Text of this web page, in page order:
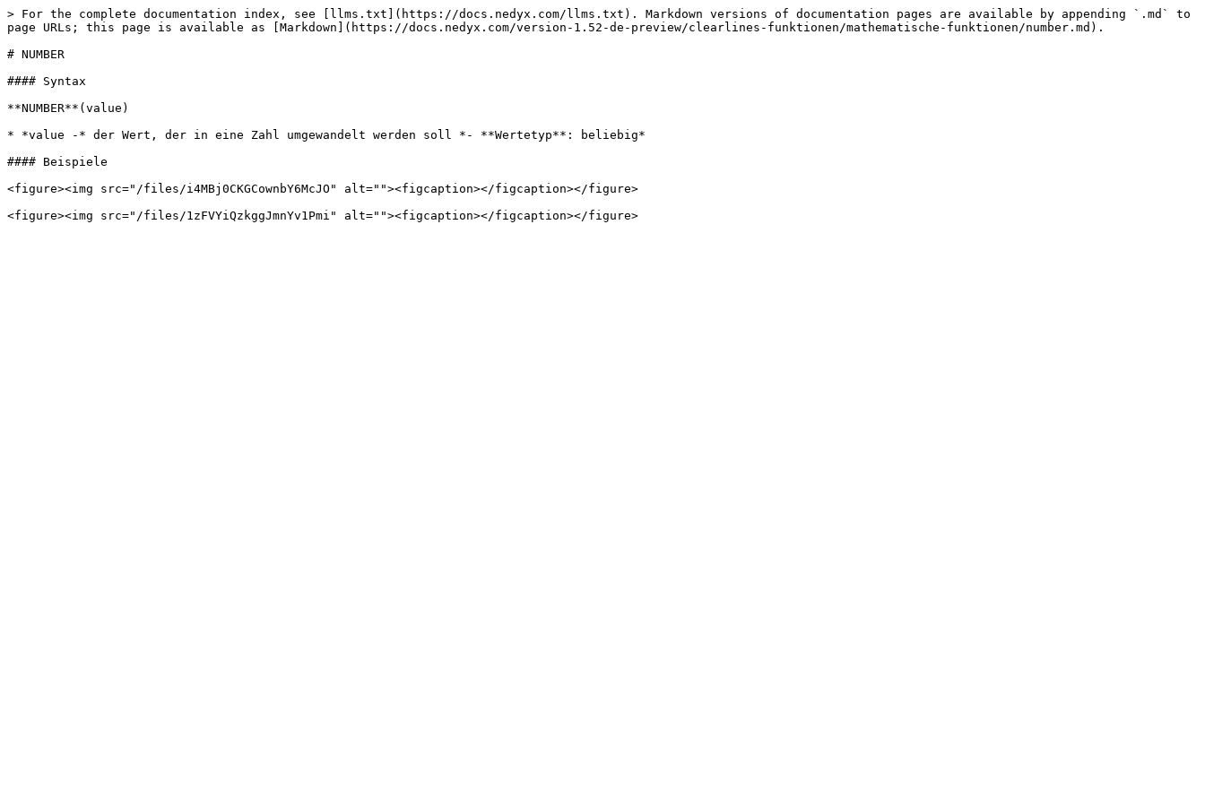
> For the complete documentation index, see [llms.txt](https://docs.nedyx.com/llms.txt). Markdown versions of documentation pages are available by appending `.md` to
page URLs; this page is available as [Markdown](https://docs.nedyx.com/version-1.52-de-preview/clearlines-funktionen/mathematische-funktionen/number.md).
# NUMBER
#### Syntax
**NUMBER**(value)
* *value -* der Wert, der in eine Zahl umgewandelt werden soll *- **Wertetyp**: beliebig*
#### Beispiele
<figure><img src="/files/i4MBj0CKGCownbY6McJO" alt=""><figcaption></figcaption></figure>